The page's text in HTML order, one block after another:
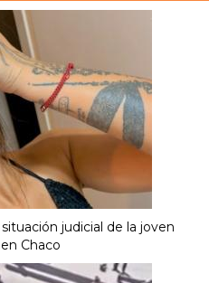
judicial de la joven
Chaco